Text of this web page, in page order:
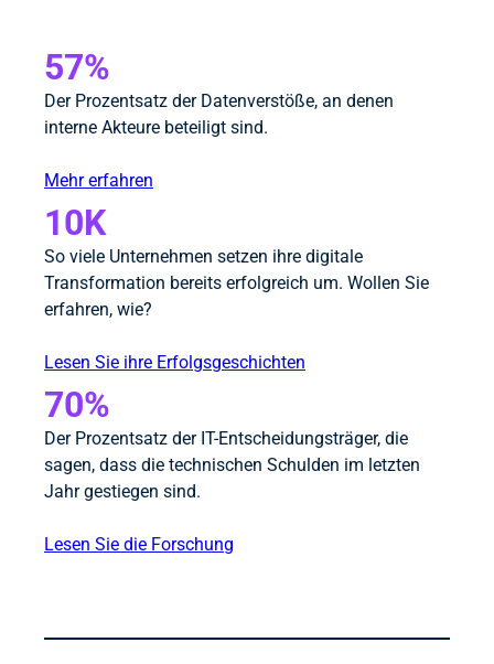
57%
Der Prozentsatz der Datenverstöße, an denen
interne Akteure beteiligt sind.
Mehr erfahren
10K
So viele Unternehmen setzen ihre digitale
Transformation bereits erfolgreich um. Wollen Sie
erfahren, wie?
Lesen Sie ihre Erfolgsgeschichten
70%
Der Prozentsatz der IT-Entscheidungsträger, die
sagen, dass die technischen Schulden im letzten
Jahr gestiegen sind.
Lesen Sie die Forschung